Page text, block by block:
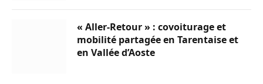
« Aller-Retour » : covoiturage et
mobilité partagée en Tarentaise et
en Vallée d’Aoste